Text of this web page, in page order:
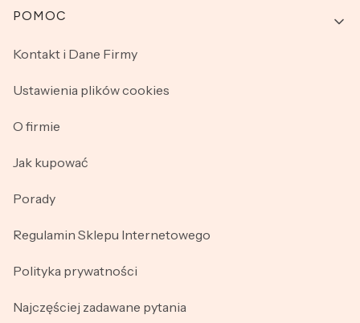
Linki w stopce
POMOC
Kontakt i Dane Firmy
Ustawienia plików cookies
O firmie
Jak kupować
Porady
Regulamin Sklepu Internetowego
Polityka prywatności
Najczęściej zadawane pytania